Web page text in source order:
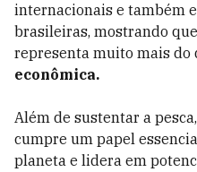
internacionais e também
brasileiras, mostrando
representa muito mais do
econômica.
Além de sustentar a
cumpre um papel
planeta e lidera em